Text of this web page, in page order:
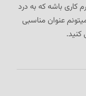
کاری باشه که به درد
عنوان مناسبی
کنید.